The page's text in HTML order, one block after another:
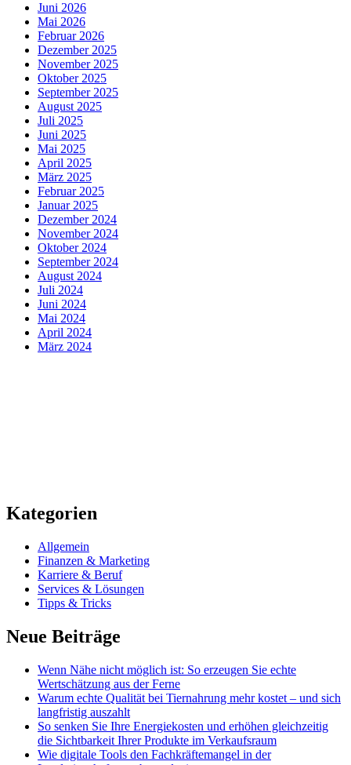
Juni 2026
Mai 2026
Februar 2026
Dezember 2025
November 2025
Oktober 2025
September 2025
August 2025
Juli 2025
Juni 2025
Mai 2025
April 2025
März 2025
Februar 2025
Januar 2025
Dezember 2024
November 2024
Oktober 2024
September 2024
August 2024
Juli 2024
Juni 2024
Mai 2024
April 2024
März 2024
Kategorien
Allgemein
Finanzen & Marketing
Karriere & Beruf
Services & Lösungen
Tipps & Tricks
Neue Beiträge
Wenn Nähe nicht möglich ist: So erzeugen Sie echte
Wertschätzung aus der Ferne
Warum echte Qualität bei Tiernahrung mehr kostet – und sich
langfristig auszahlt
So senken Sie Ihre Energiekosten und erhöhen gleichzeitig
die Sichtbarkeit Ihrer Produkte im Verkaufsraum
Wie digitale Tools den Fachkräftemangel in der